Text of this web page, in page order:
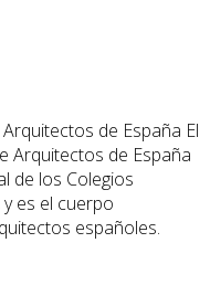
El
Arquitectos de España
de los Colegios
es el cuerpo
españoles.